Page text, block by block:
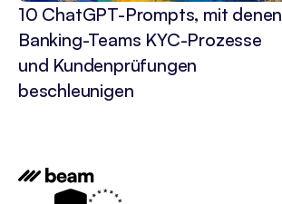
10 ChatGPT-Prompts, mit denen
Banking-Teams KYC-Prozesse
und Kundenprüfungen
beschleunigen